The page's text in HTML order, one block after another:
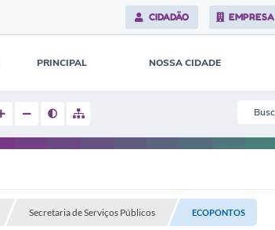
CIDADÃO EMPRESA
PRINCIPAL NOSSA CIDADE
Secretaria de Serviços Públicos ECOPONTOS